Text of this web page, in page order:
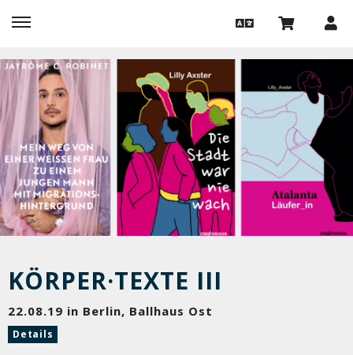
KÖRPER·TEXTE III
22.08.19 in Berlin, Ballhaus Ost
Details